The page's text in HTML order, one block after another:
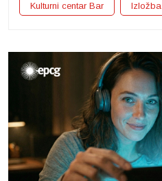
Kulturni centar Bar Izložba